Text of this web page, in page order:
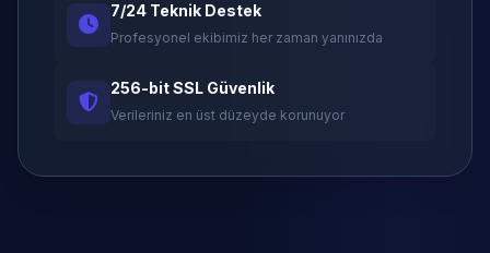
7/24 Teknik Destek
Profesyonel ekibimiz her zaman yanınızda
256-bit SSL Güvenlik
Verileriniz en üst düzeyde korunuyor